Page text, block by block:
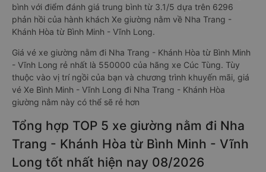
bình với điểm đánh giá trung bình từ 3.1/5 dựa trên 6296
phản hồi của hành khách Xe giường nằm về Nha Trang -
Khánh Hòa từ Bình Minh - Vĩnh Long.
Giá vé xe giường nằm đi Nha Trang - Khánh Hòa từ Bình Minh
- Vĩnh Long rẻ nhất là 550000 của hãng xe Cúc Tùng. Tùy
thuộc vào vị trí ngồi của bạn và chương trình khuyến mãi, giá
vé Xe Bình Minh - Vĩnh Long đi Nha Trang - Khánh Hòa
giường nằm này có thể sẽ rẻ hơn
Tổng hợp TOP 5 xe giường nằm đi Nha
Trang - Khánh Hòa từ Bình Minh - Vĩnh
Long tốt nhất hiện nay 08/2026